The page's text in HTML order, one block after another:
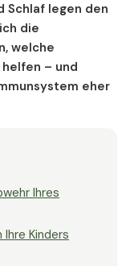
Schlaf legen den
die
welche
– und
eher
Ihres
Kinders